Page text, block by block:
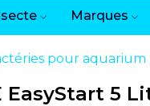
Marques
pour aquarium
EasyStart 5